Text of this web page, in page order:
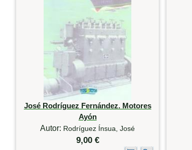
José Rodríguez Fernández. Motores
Ayón
Autor: Rodríguez Ínsua, José
9,00 €